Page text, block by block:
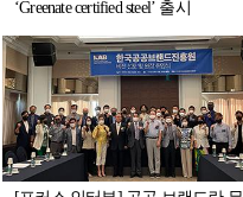
‘Greenate certified steel’ 출시